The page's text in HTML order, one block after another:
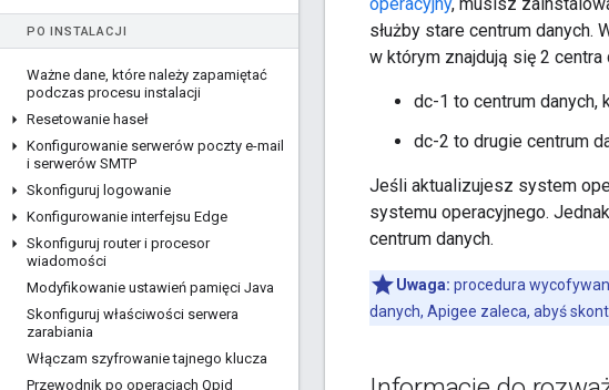
PO INSTALACJI
Ważne dane, które należy zapamiętać
podczas procesu instalacji
Resetowanie haseł
Konfigurowanie serwerów poczty e-mail
i serwerów SMTP
Skonfiguruj logowanie
Konfigurowanie interfejsu Edge
Skonfiguruj router i procesor
wiadomości
Modyfikowanie ustawień pamięci Java
Skonfiguruj właściwości serwera
zarabiania
Włączam szyfrowanie tajnego klucza
Przewodnik po operacjach Qpid
służby stare centrum danych.
w którym znajdują się 2 centra
dc-1 to centrum danych,
dc-2 to drugie centrum
Jeśli aktualizujesz system
systemu operacyjnego.
centrum danych.
Uwaga: procedura
danych, Apigee zaleca, abyś